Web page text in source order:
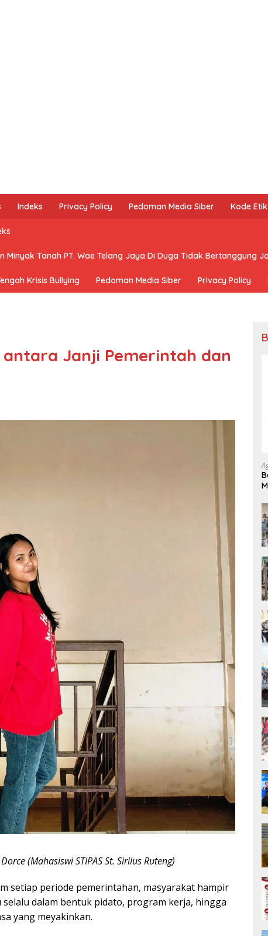
Indeks Privacy Policy Pedoman Media Siber Kode Etik
Minyak Tanah PT. Wae Telang Jaya Di Duga Tidak Bertanggung
Krisis Bullying Pedoman Media Siber Privacy Policy
Janji Pemerintah dan
(Mahasiswi STIPAS St. Sirilus Ruteng)
setiap periode pemerintahan, masyarakat hampir
dalam bentuk pidato, program kerja, hingga
yang meyakinkan.